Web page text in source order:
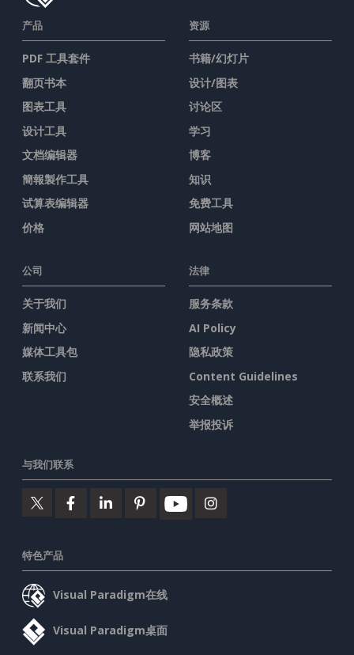
产品
PDF 工具套件
翻页书本
图表工具
设计工具
文档编辑器
簡報製作工具
试算表编辑器
价格
资源
书籍/幻灯片
设计/图表
讨论区
学习
博客
知识
免费工具
网站地图
公司
关于我们
新闻中心
媒体工具包
联系我们
法律
服务条款
AI Policy
隐私政策
Content Guidelines
安全概述
举报投诉
与我们联系
特色产品
Visual Paradigm在线
Visual Paradigm桌面